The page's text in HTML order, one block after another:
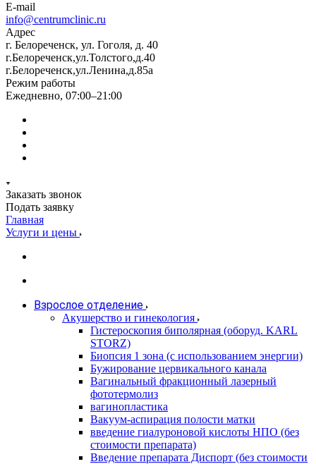
E-mail
info@centrumclinic.ru
Адрес
г. Белореченск, ул. Гоголя, д. 40
г.Белореченск,ул.Толстого,д.40
г.Белореченск,ул.Ленина,д.85а
Режим работы
Ежедневно, 07:00–21:00
Заказать звонок
Подать заявку
Главная
Услуги и цены
Взрослое отделение
Акушерство и гинекология
Гистероскопия биполярная (оборуд. KARL
STORZ)
Биопсия 1 зона (с использованием энергии)
Бужирование цервикального канала
Вагинальный фракционный лазерный
фототермолиз
вагинопластика
Вакуум-аспирация полости матки
введение гиалуроновой кислоты НПО (без
стоимости препарата)
Введение препарата Диспорт (без стоимости